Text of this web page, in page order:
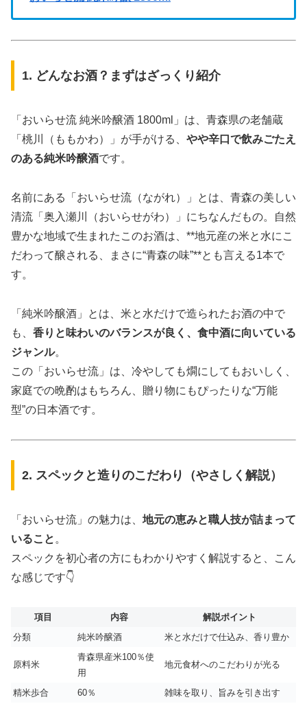
1. どんなお酒？まずはざっくり紹介
「おいらせ流 純米吟醸酒 1800ml」は、青森県の老舗蔵
「桃川（ももかわ）」が手がける、 やや辛口で飲みごたえ
のある純米吟醸酒です。
名前にある「おいらせ流（ながれ）」とは、青森の美しい
清流「奥入瀬川（おいらせがわ）」にちなんだもの。自然
豊かな地域で生まれたこのお酒は、**地元産の米と水にこ
だわって醸される、まさに“青森の味”**とも言える1本で
す。
「純米吟醸酒」とは、米と水だけで造られたお酒の中で
も、 香りと味わいのバランスが良く、食中酒に向いている
ジャンル。
この「おいらせ流」は、冷やしても燗にしてもおいしく、
家庭での晩酌はもちろん、贈り物にもぴったりな“万能
型”の日本酒です。
2. スペックと造りのこだわり（やさしく解説）
「おいらせ流」の魅力は、 地元の恵みと職人技が詰まって
いること 。
スペックを初心者の方にもわかりやすく解説すると、こん
な感じです👇
項目 内容
解説ポイント
分類
純米吟醸酒 米と水だけで仕込み、香り豊か
原料米
青森県産米100％使
用
地元食材へのこだわりが光る
精米歩合 60％
雑味を取り、旨みを引き出す